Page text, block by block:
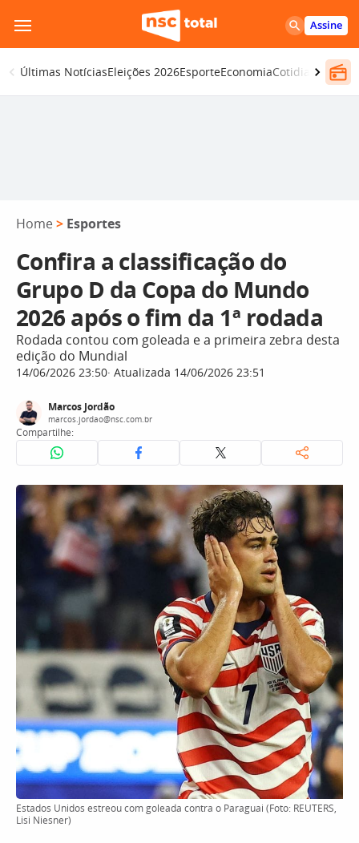
para
o
conteúdo
Assine
Últimas NotíciasEleições 2026EsporteEconomiaCotidiano
Home > Esportes
Confira a classificação do
Grupo D da Copa do Mundo
2026 após o fim da 1ª rodada
Rodada contou com goleada e a primeira zebra desta
edição do Mundial
14/06/2026 23:50 Atualizada 14/06/2026 23:51
Marcos Jordão
marcos.jordao@nsc.com.br
Compartilhe:
Estados Unidos estreou com goleada contra o Paraguai (Foto: REUTERS,
Lisi Niesner)